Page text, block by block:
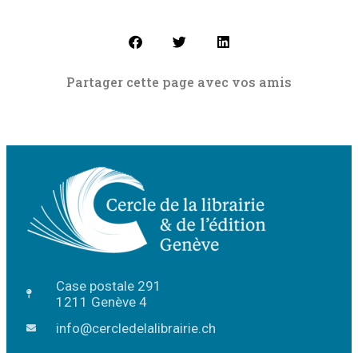
Partager cette page avec vos amis
Case postale 291
1211 Genève 4
info@cercledelalibrairie.ch